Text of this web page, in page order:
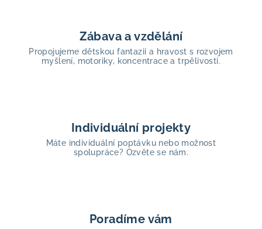
Zábava a vzdělání
Propojujeme dětskou fantazii a hravost s rozvojem
myšlení, motoriky, koncentrace a trpělivosti.
Individuální projekty
Máte individuální poptávku nebo možnost
spolupráce? Ozvěte se nám.
Poradíme vám